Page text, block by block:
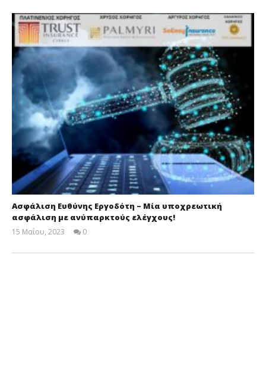
Ασφάλιση Ευθύνης Εργοδότη – Μία υποχρεωτική
ασφάλιση με ανύπαρκτούς ελέγχους!
15 Μαΐου, 2023
Insurance
0